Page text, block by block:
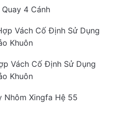
4 Cánh
Vách Cố Định Sử Dụng
Khuôn